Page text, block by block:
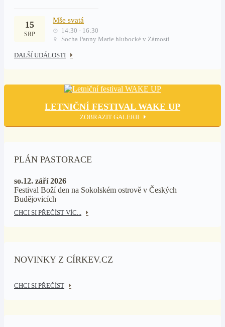
15
SRP
Mše svatá
14:30 - 16:30
Socha Panny Marie hlubocké v Zámostí
DALŠÍ UDÁLOSTI
LETNIČNÍ FESTIVAL WAKE UP
ZOBRAZIT GALERII
PLÁN PASTORACE
so.12. září 2026
Festival Boží den na Sokolském ostrově v Českých
Budějovicích
CHCI SI PŘEČÍST VÍC...
NOVINKY Z CÍRKEV.CZ
CHCI SI PŘEČÍST